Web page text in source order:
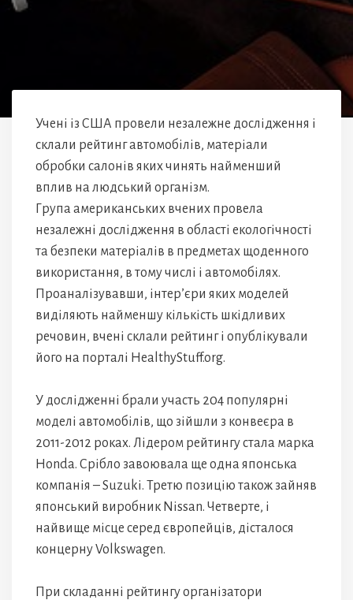
Учені із США провели незалежне дослідження і
склали рейтинг автомобілів, матеріали
обробки салонів яких чинять найменший
вплив на людський організм.
Група американських вчених провела
незалежні дослідження в області екологічності
та безпеки матеріалів в предметах щоденного
використання, в тому числі і автомобілях.
Проаналізувавши, інтер’єри яких моделей
виділяють найменшу кількість шкідливих
речовин, вчені склали рейтинг і опублікували
його на порталі HealthyStuff.org.
У дослідженні брали участь 204 популярні
моделі автомобілів, що зійшли з конвеєра в
2011-2012 роках. Лідером рейтингу стала марка
Honda. Срібло завоювала ще одна японська
компанія – Suzuki. Третю позицію також зайняв
японський виробник Nissan. Четверте, і
найвище місце серед європейців, дісталося
концерну Volkswagen.
При складанні рейтингу організатори